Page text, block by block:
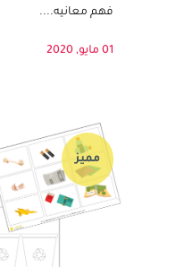
القرآن في قلب طفلك.
يشتاق إلى تلاوته،
مميز